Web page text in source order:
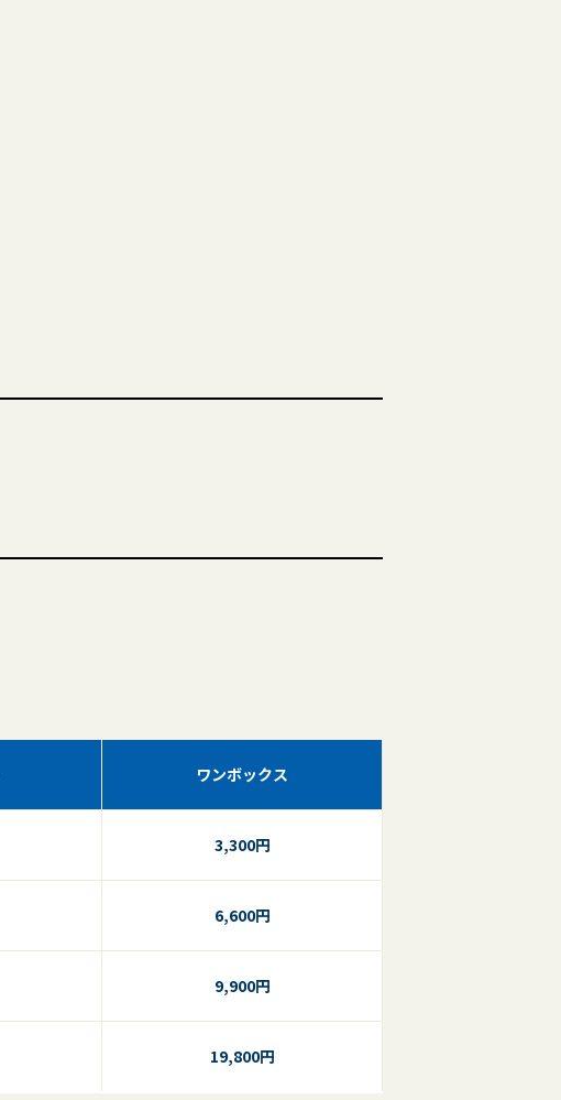
ワンボックス
3,300円
6,600円
9,900円
19,800円